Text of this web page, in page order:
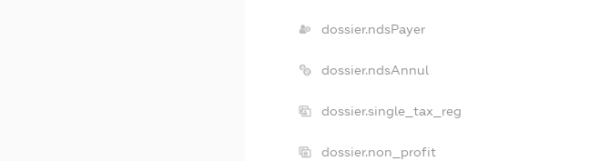
dossier.ndsPayer
dossier.ndsAnnul
dossier.single_tax_reg
dossier.non_profit